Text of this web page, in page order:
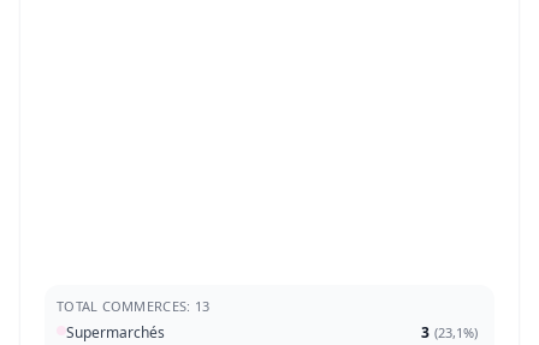
TOTAL COMMERCES: 13
Supermarchés 3 (23,1%)